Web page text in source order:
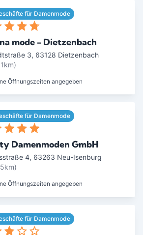
für Damenmode
mode - Dietzenbach
3, 63128 Dietzenbach
Öffnungszeiten angegeben
für Damenmode
Damenmoden GmbH
4, 63263 Neu-Isenburg
Öffnungszeiten angegeben
für Damenmode